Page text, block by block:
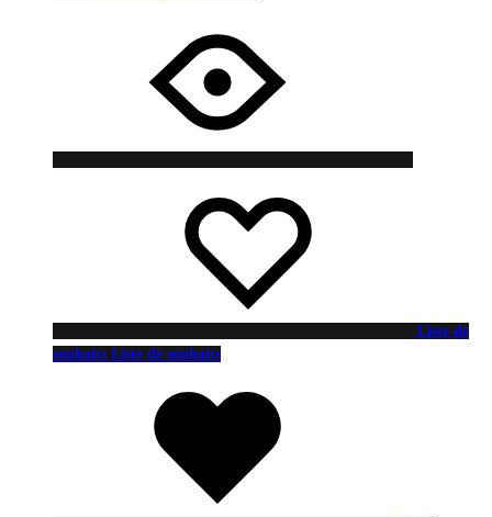
Liste de
souhaits Liste de souhaits